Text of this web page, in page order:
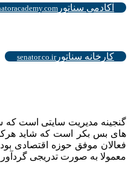
آکادمی سناتور
کارخانه سناتورsenator.co.ir
گنجینه مدیریت سایتی است که
های بس بکر است که شاید
فعالان موفق حوزه اقتصادی
معمولا به صورت تدریجی